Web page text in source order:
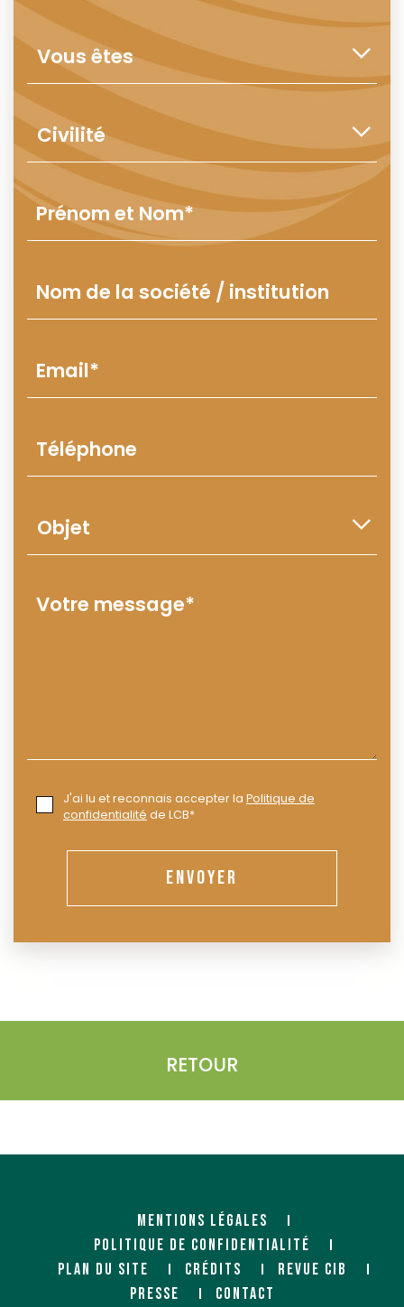
J'ai lu et reconnais accepter la Politique de
confidentialité de LCB*
ENVOYER
RETOUR
MENTIONS LÉGALES
POLITIQUE DE CONFIDENTIALITÉ
PLAN DU SITE
CRÉDITS
REVUE CIB
PRESSE
CONTACT